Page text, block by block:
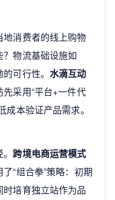
消费者的线上购物
物流基础设施如
可行性。 水滴互动
采用“平台+一件代
成本验证产品需求。
跨境电商运营模式
“组合拳”策略：初期
培育独立站作为品